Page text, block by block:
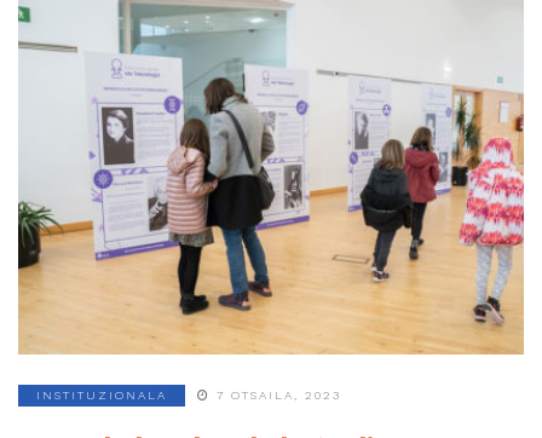
INSTITUZIONALA 7 OTSAILA, 2023